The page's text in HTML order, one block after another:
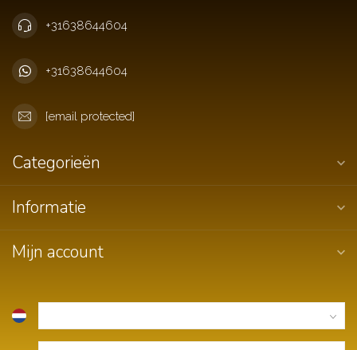
+31638644604
+31638644604
[email protected]
Categorieën
Informatie
Mijn account